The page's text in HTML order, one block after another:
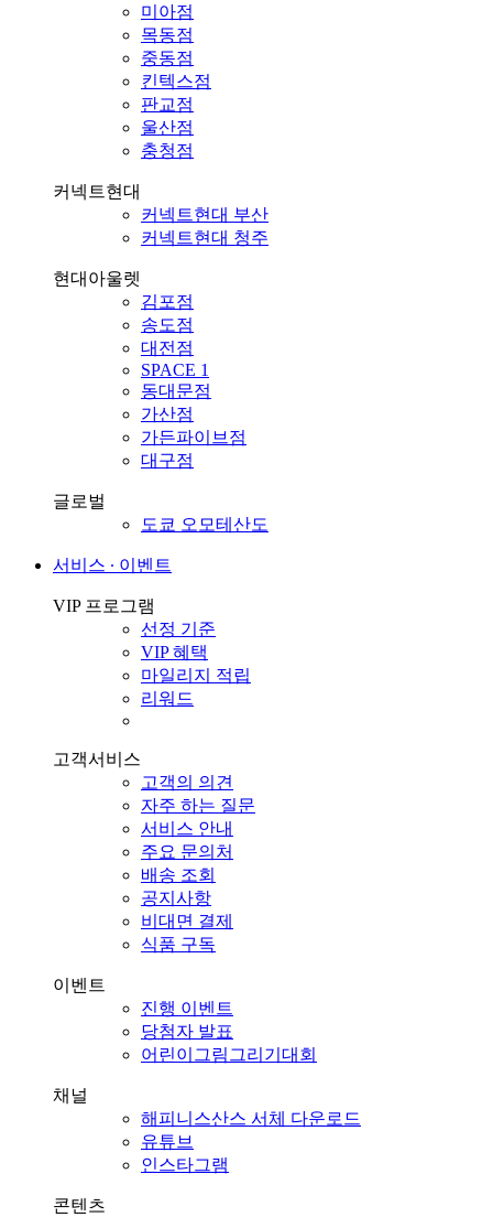
미아점
목동점
중동점
킨텍스점
판교점
울산점
충청점
커넥트현대
커넥트현대 부산
커넥트현대 청주
현대아울렛
김포점
송도점
대전점
SPACE 1
동대문점
가산점
가든파이브점
대구점
글로벌
도쿄 오모테산도
서비스 ∙ 이벤트
VIP 프로그램
선정 기준
VIP 혜택
마일리지 적립
리워드
고객서비스
고객의 의견
자주 하는 질문
서비스 안내
주요 문의처
배송 조회
공지사항
비대면 결제
식품 구독
이벤트
진행 이벤트
당첨자 발표
어린이그림그리기대회
채널
해피니스산스 서체 다운로드
유튜브
인스타그램
콘텐츠